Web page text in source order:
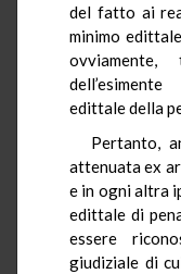
del fatto ai
minimo
edittale della
Pertanto,
attenuata ex
e in ogni altra
edittale di
essere
giudiziale di